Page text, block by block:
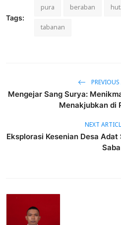
Tags:
pura beraban
tabanan
Mengejar Sang Surya:
Menakjubkan di
NEXT
Eksplorasi Kesenian Desa
Saba